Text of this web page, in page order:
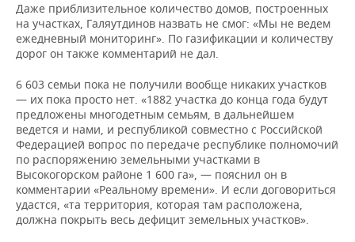
Даже приблизительное количество домов, построенных
на участках, Галяутдинов назвать не смог: «Мы не ведем
ежедневный мониторинг». По газификации и количеству
дорог он также комментарий не дал.
6 603 семьи пока не получили вообще никаких участков
— их пока просто нет. «1882 участка до конца года будут
предложены многодетным семьям, в дальнейшем
ведется и нами, и республикой совместно с Российской
Федерацией вопрос по передаче республике полномочий
по распоряжению земельными участками в
Высокогорском районе 1 600 га», — пояснил он в
комментарии «Реальному времени». И если договориться
удастся, «та территория, которая там расположена,
должна покрыть весь дефицит земельных участков».